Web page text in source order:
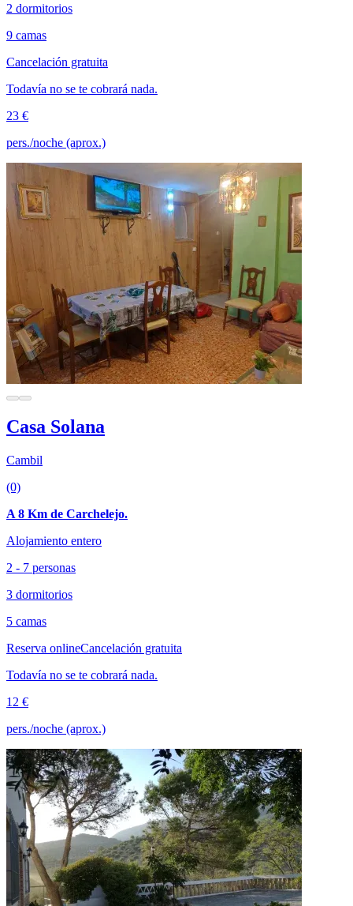
2 dormitorios
9 camas
Cancelación gratuita
Todavía no se te cobrará nada.
23 €
pers./noche (aprox.)
Casa Solana
Cambil
(0)
A 8 Km de Carchelejo.
Alojamiento entero
2 - 7 personas
3 dormitorios
5 camas
Reserva onlineCancelación gratuita
Todavía no se te cobrará nada.
12 €
pers./noche (aprox.)